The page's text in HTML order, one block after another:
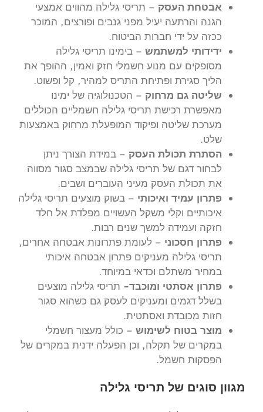
אבטחת העסק – תריסי גלילה מהווים אמצעי
הגנה והרתעה יעיל מפני גנבים ופורצים, המוכר
ככזה על ידי חברות הביטוח.
ידידותי למשתמש – בימינו תריסי גלילה
מסופקים עם מנוע חשמלי חזק ואמין, ההופך את
הליך סגירת ופתיחת התריס למהיר, קל ופשוט.
שליטה גם מרחוק – הטכנולוגיה של ימינו
מאפשרת רכישת תריסי גלילה חשמליים הכוללים
מערכת שליטה ופיקוד המופעלת מרחוק באמצעות
שלט.
הסתרת תכולת העסק – במידת הצורך ניתן
לבחור דגם של תריסי גלילה שבמצב סגור מסווה
את תכולת העסק מעיני העוברים ושבים.
פתרון עמיד ואיכותי – בשוק מוצעים תריסי גלילה
איכותיים וקלי משקל העשויים מפלדת אל חלד
חזקה ועמידה למשך שנים רבות.
פתרון חסכוני – לעומת פתרונות אבטחה אחרים,
תריסי גלילה מעניקים פתרון אבטחה איכותי
במחיר משתלם וכדאי במיוחד.
פתרון אסתטי ומוכבד- תריסי גלילה מוצעים
בשלל דגמים ומעניקים לעסק גם כשהוא סגור
חזות מכובדת ואסתטית.
מוצר בטוח לשימוש – כולל מעצור חשמלי
במקרים של תקלה, וכן הפעלה ידנית במקרים של
הפסקות חשמל.
מגוון סוגים של תריסי גלילה